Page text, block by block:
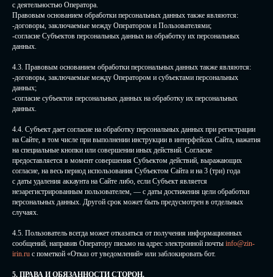
с деятельностью Оператора.
Правовым основанием обработки персональных данных также являются:
-договоры, заключаемые между Оператором и Пользователями;
-согласие Субъектов персональных данных на обработку их персональных
данных.
4.3. Правовым основанием обработки персональных данных также являются:
-договоры, заключаемые между Оператором и субъектами персональных
данных;
-согласие субъектов персональных данных на обработку их персональных
данных.
4.4. Субъект дает согласие на обработку персональных данных при регистрации
на Сайте, в том числе при выполнении инструкции в интерфейсах Сайта, нажатия
на специальные кнопки или совершении иных действий. Согласие
предоставляется в момент совершения Субъектом действий, выражающих
согласие, на весь период использования Субъектом Сайта и на 3 (три) года
с даты удаления аккаунта на Сайте либо, если Субъект является
незарегистрированным пользователем, — с даты достижения цели обработки
персональных данных. Другой срок может быть предусмотрен в отдельных
случаях.
4.5. Пользователь всегда может отказаться от получения информационных
сообщений, направив Оператору письмо на адрес электронной почты info@zin-
irin.ru с пометкой «Отказ от уведомлений» или заблокировать бот.
5. ПРАВА И ОБЯЗАННОСТИ СТОРОН.